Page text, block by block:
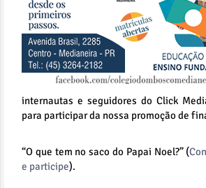
internautas e seguidores do Click
para participar da nossa promoção de
“O que tem no saco do Papai Noel?” (
e participe).